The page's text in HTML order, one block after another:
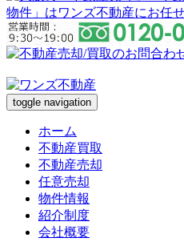
toggle navigation
ホーム
不動産買取
不動産売却
任意売却
物件情報
紹介制度
会社概要